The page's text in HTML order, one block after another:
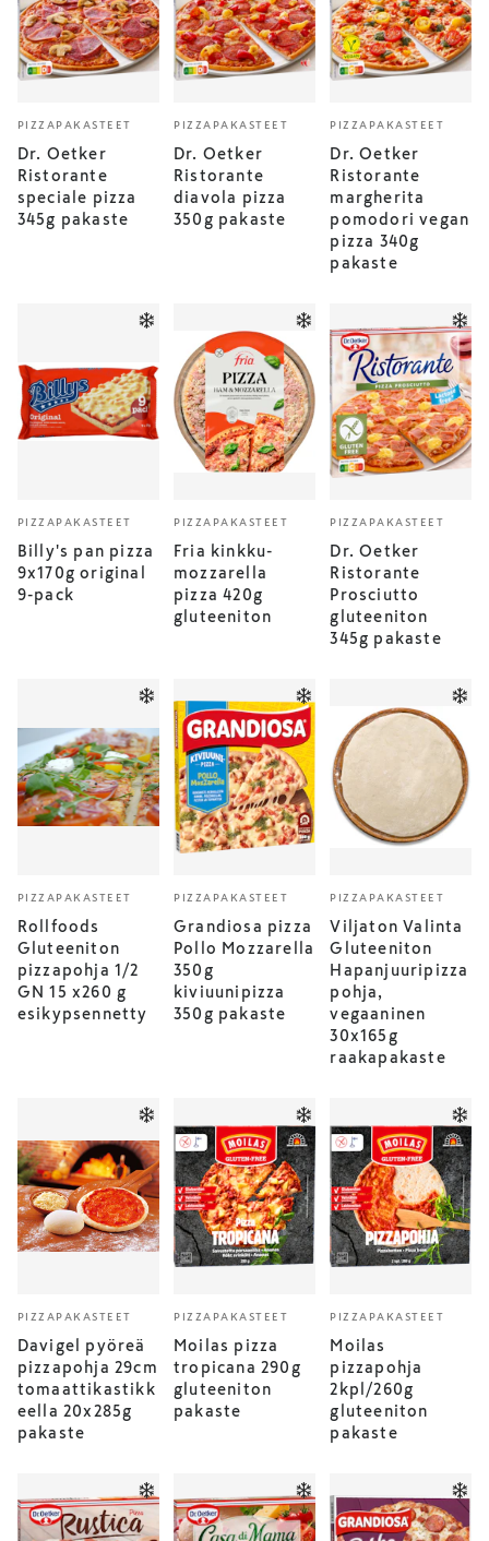
PIZZAPAKASTEET
Dr. Oetker
Ristorante
speciale pizza
345g pakaste
PIZZAPAKASTEET
Dr. Oetker
Ristorante
diavola pizza
350g pakaste
PIZZAPAKASTEET
Dr. Oetker
Ristorante
margherita
pomodori vegan
pizza 340g
pakaste
PIZZAPAKASTEET
Billy's pan pizza
9x170g original
9-pack
PIZZAPAKASTEET
Fria kinkku-
mozzarella
pizza 420g
gluteeniton
PIZZAPAKASTEET
Dr. Oetker
Ristorante
Prosciutto
gluteeniton
345g pakaste
PIZZAPAKASTEET
Rollfoods
Gluteeniton
pizzapohja 1/2
GN 15 x260 g
esikypsennetty
PIZZAPAKASTEET
Grandiosa pizza
Pollo Mozzarella
350g
kiviuunipizza
350g pakaste
PIZZAPAKASTEET
Viljaton Valinta
Gluteeniton
Hapanjuuripizza
pohja,
vegaaninen
30x165g
raakapakaste
PIZZAPAKASTEET
Davigel pyöreä
pizzapohja 29cm
tomaattikastikk
eella 20x285g
pakaste
PIZZAPAKASTEET
Moilas pizza
tropicana 290g
gluteeniton
pakaste
PIZZAPAKASTEET
Moilas
pizzapohja
2kpl/260g
gluteeniton
pakaste